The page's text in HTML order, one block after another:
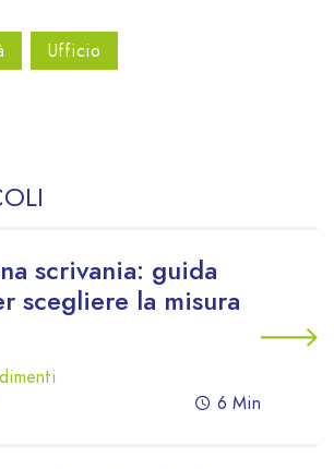
Ufficio
scrivania: guida
scegliere la misura
6 Min